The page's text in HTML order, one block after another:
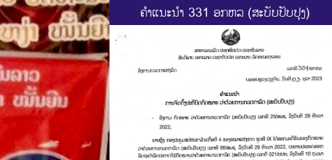
ຄຳແນະນຳ 331 ອກຫລ (ສະບັບປັບປຸງ)